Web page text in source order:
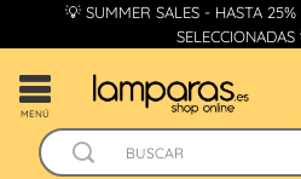
💡 SUMMER SALES - HASTA
SELECCIONADAS
MENÚ